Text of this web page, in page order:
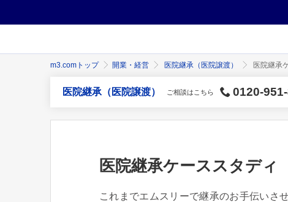
m3.comトップ 開業・経営 医院継承（医院譲渡） 医院継承
医院継承（医院譲渡） ご相談はこちら 0120-
医院継承ケーススタディ
これまでエムスリーで継承のお手伝いさ